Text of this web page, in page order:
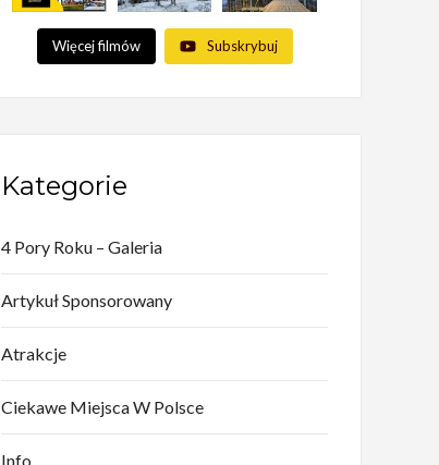
Więcej filmów Subskrybuj
Kategorie
4 Pory Roku – Galeria
Artykuł Sponsorowany
Atrakcje
Ciekawe Miejsca W Polsce
Info